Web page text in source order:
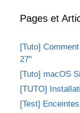
Pages et
[Tuto]
27"
[Tuto] macOS
[TUTO]
[Test]